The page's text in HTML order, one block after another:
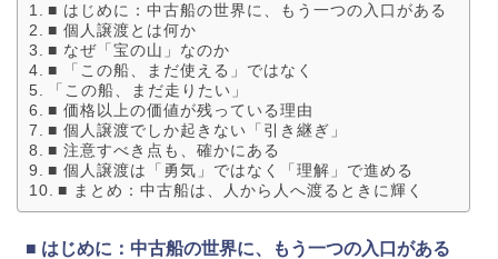
■ はじめに：中古船の世界に、もう一つの入口がある
■ 個人譲渡とは何か
■ なぜ「宝の山」なのか
■ 「この船、まだ使える」ではなく
「この船、まだ走りたい」
■ 価格以上の価値が残っている理由
■ 個人譲渡でしか起きない「引き継ぎ」
■ 注意すべき点も、確かにある
■ 個人譲渡は「勇気」ではなく「理解」で進める
■ まとめ：中古船は、人から人へ渡るときに輝く
■ はじめに：中古船の世界に、もう一つの入口がある